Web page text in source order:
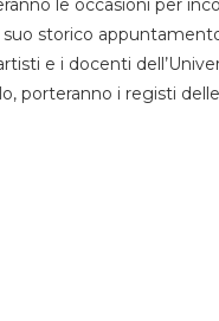
le occasioni per
storico
e i docenti
porteranno i registi